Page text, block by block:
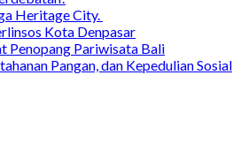
Heritage City.
Kota Denpasar
Penopang Pariwisata Bali
Pangan, dan Kepedulian Sosial